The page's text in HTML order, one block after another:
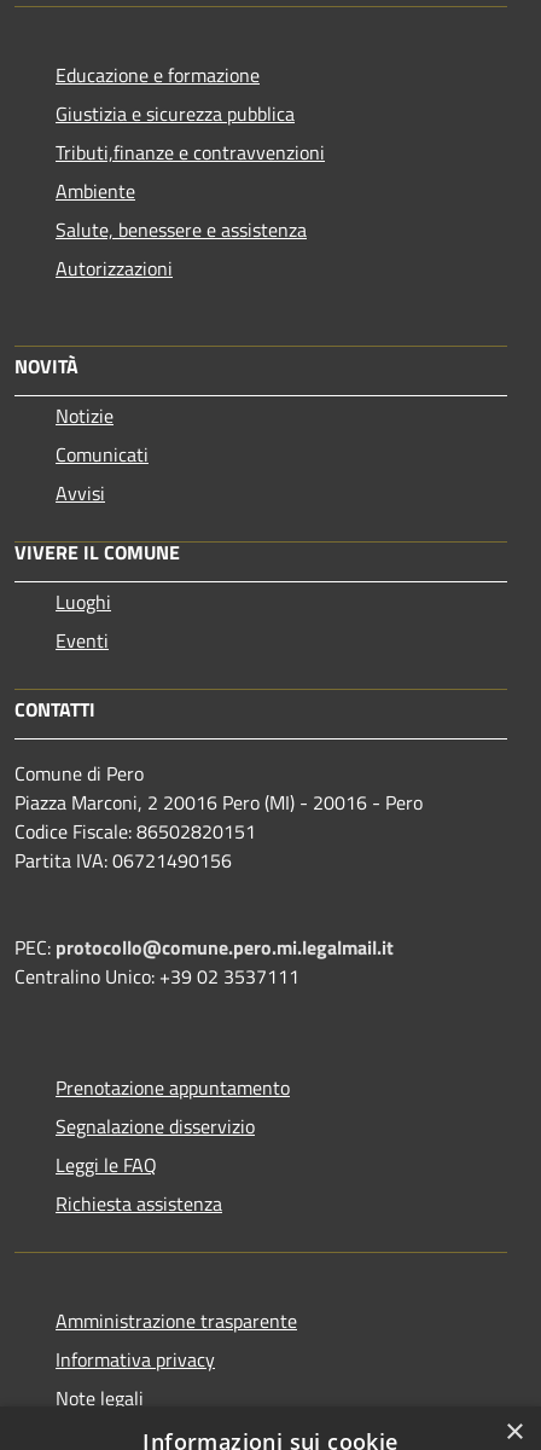
Educazione e formazione
Giustizia e sicurezza pubblica
Tributi,finanze e contravvenzioni
Ambiente
Salute, benessere e assistenza
Autorizzazioni
NOVITÀ
Notizie
Comunicati
Avvisi
VIVERE IL COMUNE
Luoghi
Eventi
CONTATTI
Comune di Pero
Piazza Marconi, 2 20016 Pero (MI) - 20016 - Pero
Codice Fiscale: 86502820151
Partita IVA: 06721490156
PEC: protocollo@comune.pero.mi.legalmail.it
Centralino Unico: +39 02 3537111
Prenotazione appuntamento
Segnalazione disservizio
Leggi le FAQ
Richiesta assistenza
Amministrazione trasparente
Informativa privacy
Note legali
Dichiarazione di accessibilità
×
Informazioni sui cookie